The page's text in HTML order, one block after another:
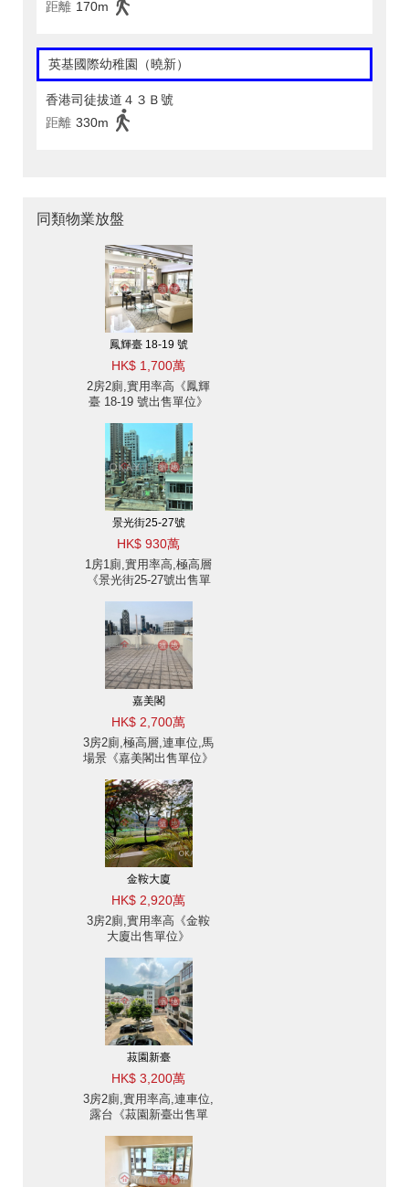
距離 170m
英基國際幼稚園（曉新）
香港司徒拔道４３Ｂ號
距離 330m
同類物業放盤
鳳輝臺 18-19 號
HK$ 1,700萬
2房2廁,實用率高《鳳輝
臺 18-19 號出售單位》
景光街25-27號
HK$ 930萬
1房1廁,實用率高,極高層
《景光街25-27號出售單
嘉美閣
HK$ 2,700萬
3房2廁,極高層,連車位,馬
場景《嘉美閣出售單位》
金鞍大廈
HK$ 2,920萬
3房2廁,實用率高《金鞍
大廈出售單位》
菽園新臺
HK$ 3,200萬
3房2廁,實用率高,連車位,
露台《菽園新臺出售單